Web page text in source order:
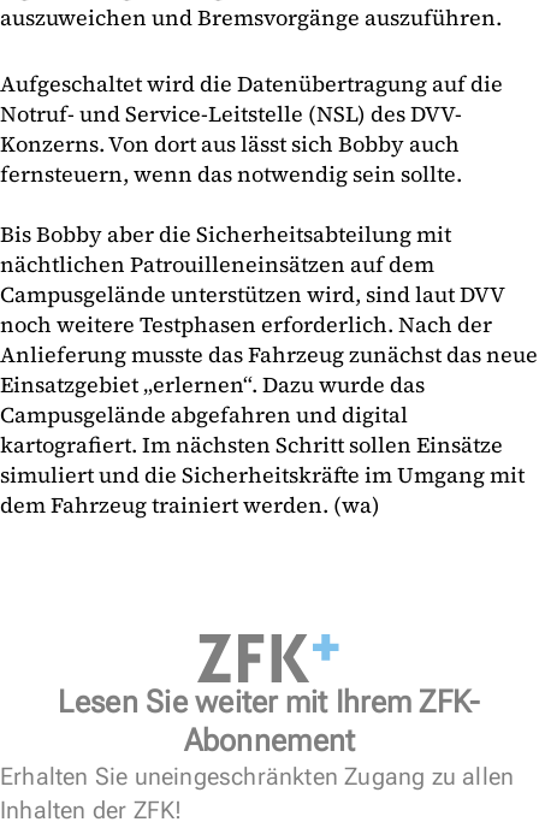
auszuweichen und Bremsvorgänge auszuführen.
Aufgeschaltet wird die Datenübertragung auf die
Notruf- und Service-Leitstelle (NSL) des DVV-
Konzerns. Von dort aus lässt sich Bobby auch
fernsteuern, wenn das notwendig sein sollte.
Bis Bobby aber die Sicherheitsabteilung mit
nächtlichen Patrouilleneinsätzen auf dem
Campusgelände unterstützen wird, sind laut DVV
noch weitere Testphasen erforderlich. Nach der
Anlieferung musste das Fahrzeug zunächst das neue
Einsatzgebiet „erlernen“. Dazu wurde das
Campusgelände abgefahren und digital
kartografiert. Im nächsten Schritt sollen Einsätze
simuliert und die Sicherheitskräfte im Umgang mit
dem Fahrzeug trainiert werden. (wa)
Lesen Sie weiter mit Ihrem ZFK-
Abonnement
Erhalten Sie uneingeschränkten Zugang zu allen
Inhalten der ZFK!